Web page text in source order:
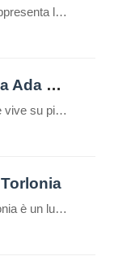
Se Villa Borghese rappresenta l’eleganza curata e il barocco monumentale, e Villa Pamphili l’estensione sconfinata, Villa Ada Savoia è l’anima più autentica, boscosa e segreta della capitale. Situata nel settore nord, lungo la via Salaria, con i suoi circa 160 ettari è il secondo parco pubblico più grande di Roma, un luogo dove la storia […]
Il Bunker di Villa Ada a Roma
Roma è una città che vive su più livelli. Sotto il traffico caotico della via Salaria e l’apparente serenità dei prati di Villa Ada, si nasconde un mondo parallelo, fatto di cemento armato, porte stagne e memorie di un passato bellico che sembra lontanissimo, eppure è ancora palpabile. Il Bunker di Villa Ada Savoia, rifugio […]
Il Bunker di Villa Torlonia è un luogo di grande interesse storico e culturale situato all’interno dell’omonima villa, un tempo residenza ufficiale di Benito Mussolini. Questo rifugio antiaereo, costruito durante la Seconda Guerra Mondiale, rappresenta una testimonianza tangibile delle strategie di difesa adottate durante il conflitto e del periodo storico in cui è stato realizzato. […]